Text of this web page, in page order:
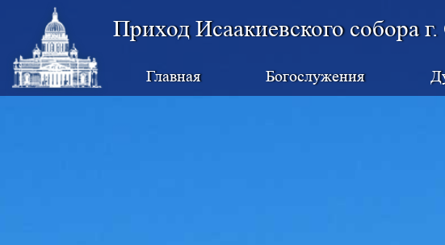
Приход Исаакиевского собора
Главная Богослужения